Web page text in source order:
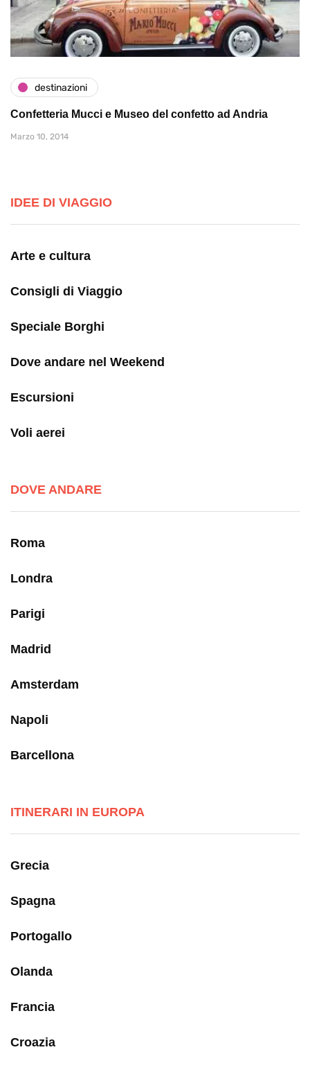
destinazioni
Confetteria Mucci e Museo del confetto ad Andria
Marzo 10, 2014
IDEE DI VIAGGIO
Arte e cultura
Consigli di Viaggio
Speciale Borghi
Dove andare nel Weekend
Escursioni
Voli aerei
DOVE ANDARE
Roma
Londra
Parigi
Madrid
Amsterdam
Napoli
Barcellona
ITINERARI IN EUROPA
Grecia
Spagna
Portogallo
Olanda
Francia
Croazia